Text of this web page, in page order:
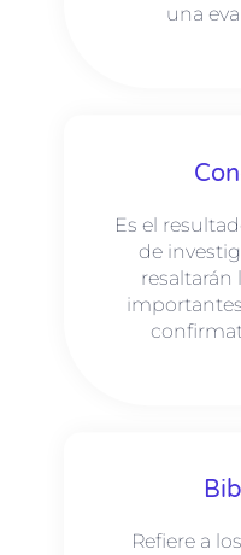
una
Es el
de
resaltarán
Refiere a